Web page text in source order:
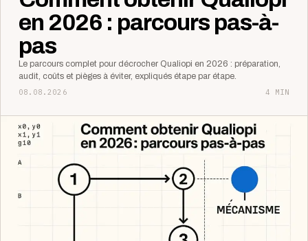
en 2026 : parcours pas-à-
pas
Le parcours complet pour décrocher Qualiopi en 2026 : préparation,
audit, coûts et pièges à éviter, expliqués étape par étape.
08.08.2026
4 MIN